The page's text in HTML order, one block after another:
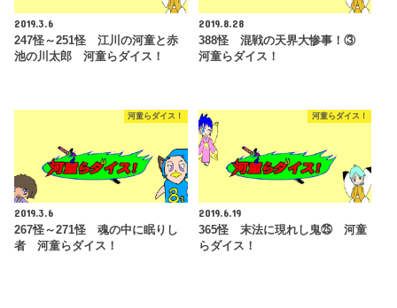
2019.3.6
247怪～251怪 江川の河童と赤
池の川太郎 河童らダイス！
2019.8.28
388怪 混戦の天界大惨事！③
河童らダイス！
河童らダイス！
2019.3.6
267怪～271怪 魂の中に眠りし
者 河童らダイス！
河童らダイス！
2019.6.19
365怪 末法に現れし鬼㉕ 河童
らダイス！